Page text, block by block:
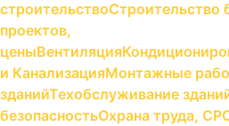
строительствоСтроительство
проектов,
ценыВентиляция
и КанализацияМонтажные
зданийТехобслуживание
безопасностьОхрана труда,